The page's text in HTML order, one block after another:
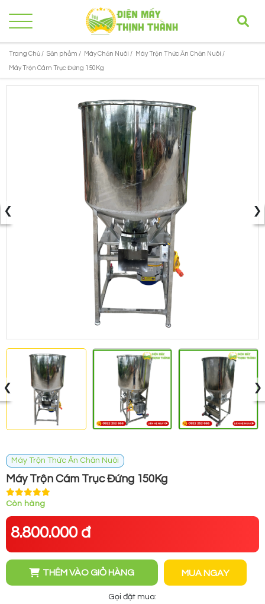
Trang Chủ / Sản phẩm / Máy Chăn Nuôi / Máy Trộn Thức Ăn Chăn Nuôi /
Máy Trộn Cám Trục Đứng 150Kg
‹ ›
‹ ›
Máy Trộn Thức Ăn Chăn Nuôi
Máy Trộn Cám Trục Đứng 150Kg
Còn hàng
8.800.000 đ
THÊM VÀO GIỎ HÀNG MUA NGAY
Gọi đặt mua: